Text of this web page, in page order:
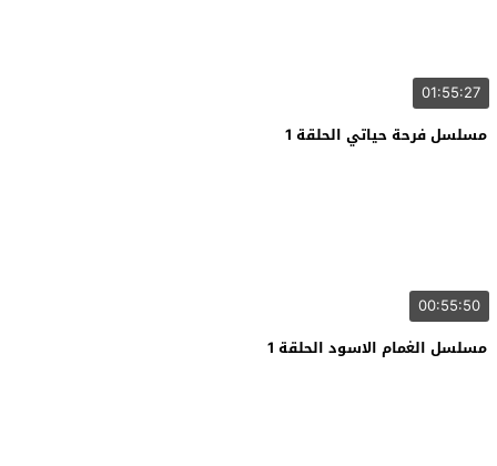
01:55:27
مسلسل فرحة حياتي الحلقة 1
00:55:50
مسلسل الغمام الاسود الحلقة 1